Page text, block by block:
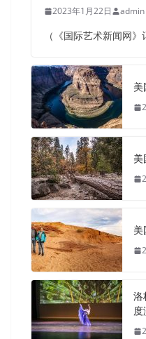
2023年1月22日 admin
（《国际艺术新闻网
美
美
洛
度